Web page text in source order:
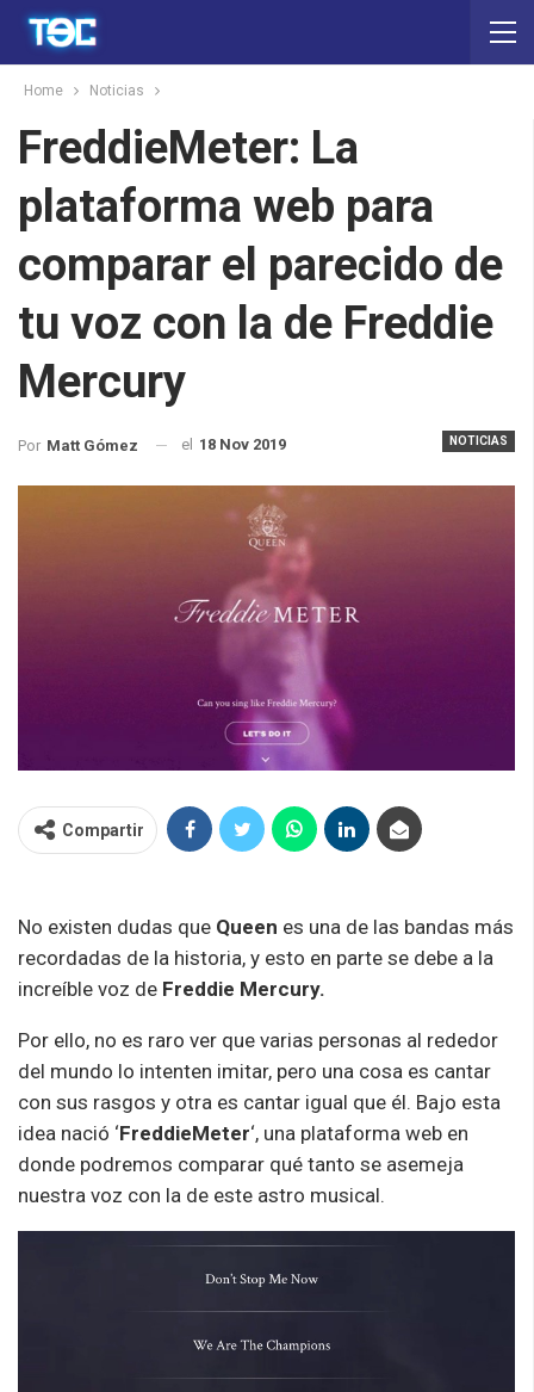
Home Noticias
FreddieMeter: La
plataforma web para
comparar el parecido de
tu voz con la de Freddie
Mercury
NOTICIAS
Por Matt Gómez el 18 Nov 2019
Compartir
No existen dudas que Queen es una de las bandas más
recordadas de la historia, y esto en parte se debe a la
increíble voz de Freddie Mercury.
Por ello, no es raro ver que varias personas al rededor
del mundo lo intenten imitar, pero una cosa es cantar
con sus rasgos y otra es cantar igual que él. Bajo esta
idea nació ‘FreddieMeter‘, una plataforma web en
donde podremos comparar qué tanto se asemeja
nuestra voz con la de este astro musical.